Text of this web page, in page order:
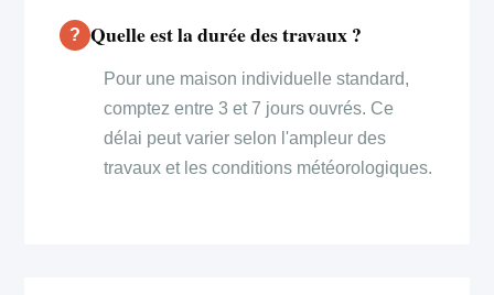
Quelle est la durée des travaux ?
Pour une maison individuelle standard,
comptez entre 3 et 7 jours ouvrés. Ce
délai peut varier selon l'ampleur des
travaux et les conditions météorologiques.